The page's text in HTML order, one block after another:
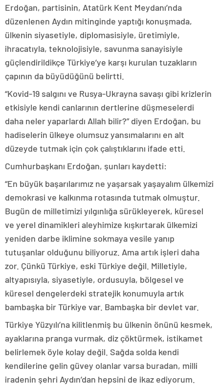
Erdoğan, partisinin, Atatürk Kent Meydanı’nda
düzenlenen Aydın mitinginde yaptığı konuşmada,
ülkenin siyasetiyle, diplomasisiyle, üretimiyle,
ihracatıyla, teknolojisiyle, savunma sanayisiyle
güçlendirildikçe Türkiye’ye karşı kurulan tuzakların
çapının da büyüdüğünü belirtti.
“Kovid-19 salgını ve Rusya-Ukrayna savaşı gibi krizlerin
etkisiyle kendi canlarının dertlerine düşmeselerdi
daha neler yaparlardı Allah bilir?” diyen Erdoğan, bu
hadiselerin ülkeye olumsuz yansımalarını en alt
düzeyde tutmak için çok çalıştıklarını ifade etti.
Cumhurbaşkanı Erdoğan, şunları kaydetti:
“En büyük başarılarımız ne yaşarsak yaşayalım ülkemizi
demokrasi ve kalkınma rotasında tutmak olmuştur.
Bugün de milletimizi yılgınlığa sürükleyerek, küresel
ve yerel dinamikleri aleyhimize kışkırtarak ülkemizi
yeniden darbe iklimine sokmaya vesile yanıp
tutuşanlar olduğunu biliyoruz. Ama artık işleri daha
zor. Çünkü Türkiye, eski Türkiye değil. Milletiyle,
altyapısıyla, siyasetiyle, ordusuyla, bölgesel ve
küresel dengelerdeki stratejik konumuyla artık
bambaşka bir Türkiye var. Bambaşka bir devlet var.
Türkiye Yüzyılı’na kilitlenmiş bu ülkenin önünü kesmek,
ayaklarına pranga vurmak, diz çöktürmek, istikamet
belirlemek öyle kolay değil. Sağda solda kendi
kendilerine gelin güvey olanlar varsa buradan, milli
iradenin şehri Aydın’dan hepsini de ikaz ediyorum.